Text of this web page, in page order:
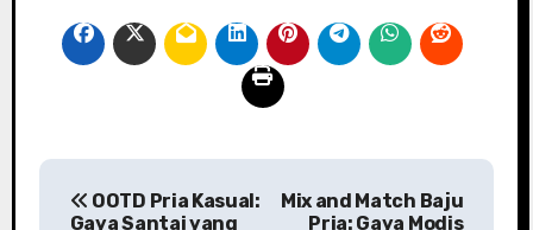
P
OOTD Pria Kasual:
Gaya Santai yang
Mix and Match Baju
Pria: Gaya Modis